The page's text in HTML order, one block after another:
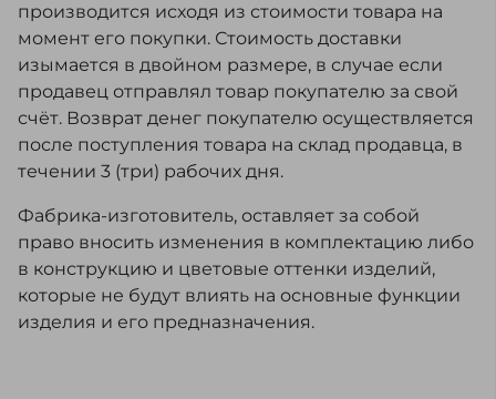
производится исходя из стоимости товара на
момент его покупки. Стоимость доставки
изымается в двойном размере, в случае если
продавец отправлял товар покупателю за свой
счёт. Возврат денег покупателю осуществляется
после поступления товара на склад продавца, в
течении 3 (три) рабочих дня.
Фабрика-изготовитель, оставляет за собой
право вносить изменения в комплектацию либо
в конструкцию и цветовые оттенки изделий,
которые не будут влиять на основные функции
изделия и его предназначения.